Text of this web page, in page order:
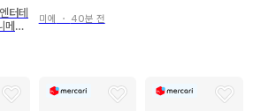
터테
메이
초
미에 ・ 40분 전